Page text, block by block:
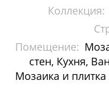
Мозаика
Коллекция:
Помещение:
стен, Кухня,
Мозаика и